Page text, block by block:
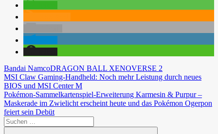
Bandai NamcoDRAGON BALL XENOVERSE 2
Beitragsnavigation
Vorheriger
Beitrag:
MSI Claw Gaming-Handheld: Noch mehr Leistung durch neues
BIOS und MSI Center M
Nächster
Beitrag:
Pokémon-Sammelkartenspiel-Erweiterung Karmesin & Purpur –
Maskerade im Zwielicht erscheint heute und das Pokémon Ogerpon
feiert sein Debüt
Suchen
nach: